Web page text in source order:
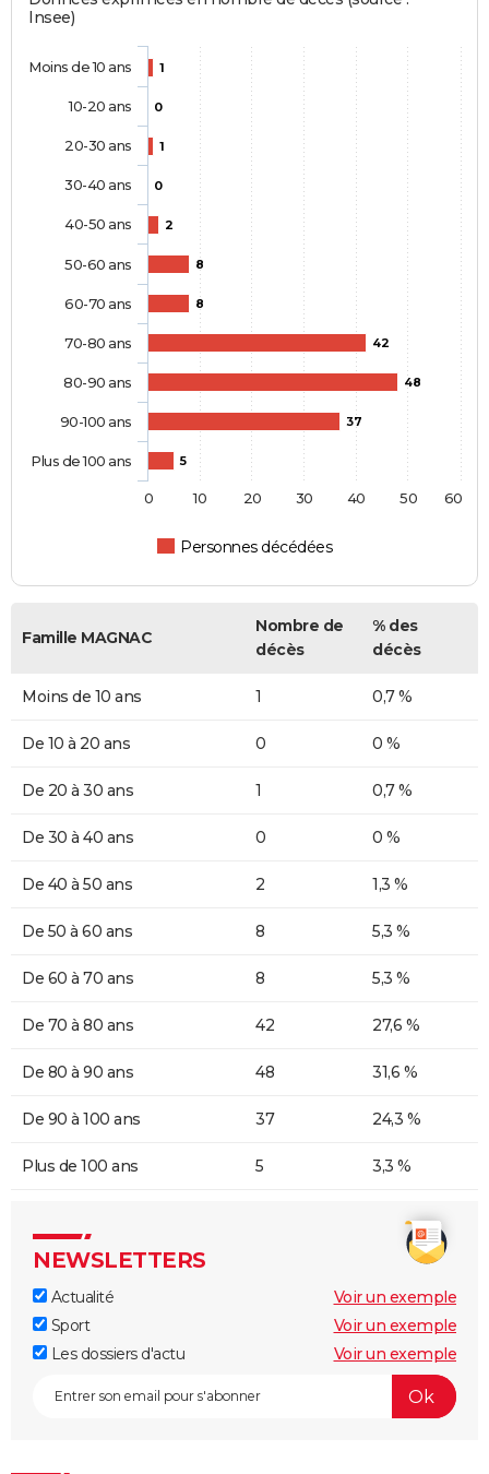
Insee)
1
0
1
0
2
8
8
42
48
37
5
Personnes décédées
Moins de 10 ans
10-20 ans
20-30 ans
30-40 ans
40-50 ans
50-60 ans
60-70 ans
70-80 ans
80-90 ans
90-100 ans
Plus de 100 ans
0 10 20 30 40 50 60
Famille MAGNAC
Nombre de
décès
% des
décès
Moins de 10 ans 1 0,7 %
De 10 à 20 ans 0 0 %
De 20 à 30 ans 1 0,7 %
De 30 à 40 ans 0 0 %
De 40 à 50 ans 2 1,3 %
De 50 à 60 ans 8 5,3 %
De 60 à 70 ans 8 5,3 %
De 70 à 80 ans 42 27,6 %
De 80 à 90 ans 48 31,6 %
De 90 à 100 ans 37 24,3 %
Plus de 100 ans 5 3,3 %
NEWSLETTERS
Actualité
Voir un exemple
Sport
Voir un exemple
Les dossiers d'actu
Voir un exemple